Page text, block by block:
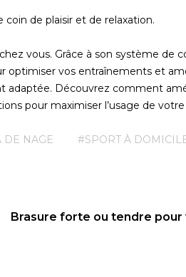
coin de plaisir et de relaxation.
vous. Grâce à son système de
vos entraînements et
adaptée. Découvrez comment
pour maximiser l’usage de
DE NAGE #SPORT À
Brasure forte ou tendre